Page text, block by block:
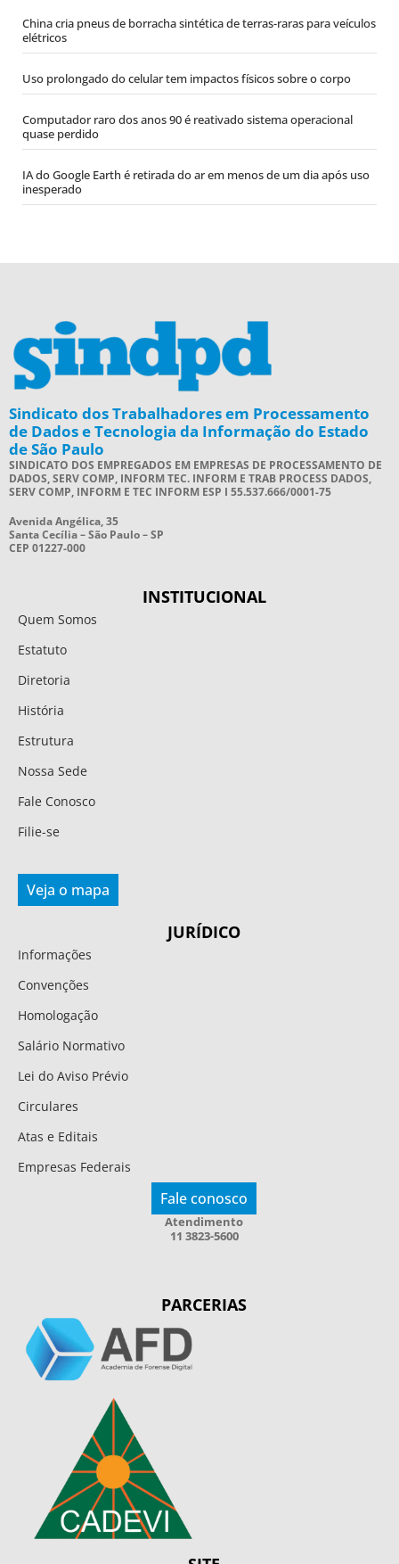
China cria pneus de borracha sintética de terras-raras para veículos
elétricos
Uso prolongado do celular tem impactos físicos sobre o corpo
Computador raro dos anos 90 é reativado sistema operacional
quase perdido
IA do Google Earth é retirada do ar em menos de um dia após uso
inesperado
Sindicato dos Trabalhadores em Processamento
de Dados e Tecnologia da Informação do Estado
de São Paulo
SINDICATO DOS EMPREGADOS EM EMPRESAS DE PROCESSAMENTO DE
DADOS, SERV COMP, INFORM TEC. INFORM E TRAB PROCESS DADOS,
SERV COMP, INFORM E TEC INFORM ESP I 55.537.666/0001-75
Avenida Angélica, 35
Santa Cecília – São Paulo – SP
CEP 01227-000
INSTITUCIONAL
Quem Somos
Estatuto
Diretoria
História
Estrutura
Nossa Sede
Fale Conosco
Filie-se
Veja o mapa
JURÍDICO
Informações
Convenções
Homologação
Salário Normativo
Lei do Aviso Prévio
Circulares
Atas e Editais
Empresas Federais
Fale conosco
Atendimento
11 3823-5600
PARCERIAS